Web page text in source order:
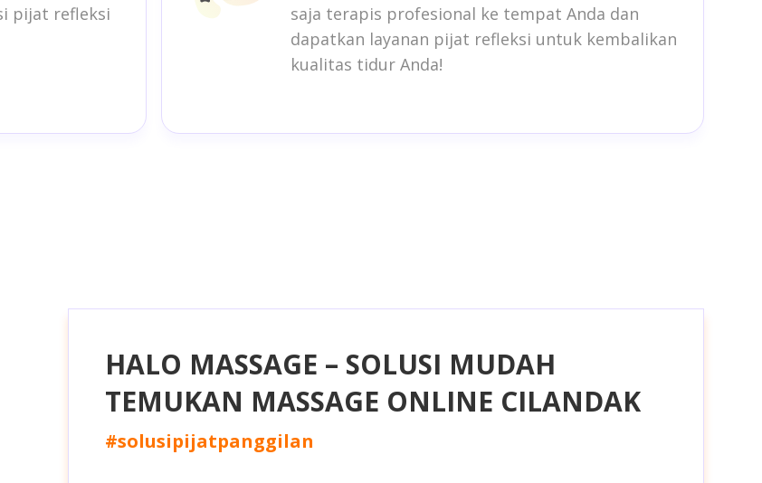
pijat refleksi
saja terapis profesional ke tempat Anda dan
dapatkan layanan pijat refleksi untuk kembalikan
kualitas tidur Anda!
HALO MASSAGE – SOLUSI MUDAH
TEMUKAN MASSAGE ONLINE CILANDAK
#solusipijatpanggilan